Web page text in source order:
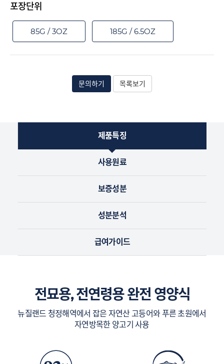
포장단위
85G / 3OZ 185G / 6.5OZ
문의하기 목록보기
제품특징
사용원료
보증성분
성분분석
급여가이드
전묘용, 전연령용 완전 영양식
뉴질랜드 청정해역에서 잡은 자연산 고등어와 푸른 초원에서
자연방목한 양고기 사용